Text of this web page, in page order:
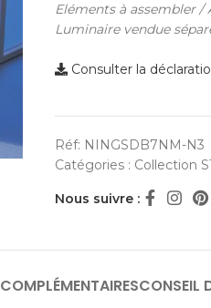
Eléments à assembler /
Luminaire vendue
Consulter la
Réf: NINGSDB7NM-N3
Catégories : Collection
Nous suivre :
CONSEIL